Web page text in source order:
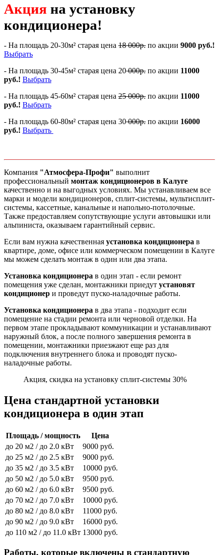
Акция на установку
кондиционера!
- На площадь 20-30м² старая цена 18 000р. по акции 9000 руб.!
Выбрать
- На площадь 30-45м² старая цена 20000р. по акции 11000
руб.! Выбрать
- На площадь 45-60м² старая цена 25 000р. по акции 11000
руб.! Выбрать
- На площадь 60-80м² старая цена 30000р. по акции 16000
руб.! Выбрать
Компания "Атмосфера-Профи" выполнит
профессиональный монтаж кондиционеров в Калуге
качественно и на выгодных условиях. Мы устанавливаем все
марки и модели кондиционеров, сплит-системы, мультисплит-
системы, кассетные, канальные и напольно-потолочные.
Также предоставляем сопутствующие услуги автовышки или
альпиниста, оказываем гарантийный сервис.
Если вам нужна качественная установка кондиционера в
квартире, доме, офисе или коммерческом помещении в Калуге
мы можем сделать монтаж в один или два этапа.
Установка кондиционера в один этап - если ремонт
помещения уже сделан, монтажники приедут установят
кондиционер и проведут пуско-наладочные работы.
Установка кондиционера в два этапа - подходит если
помещение на стадии ремонта или черновой отделки. На
первом этапе прокладывают коммуникации и устанавливают
наружный блок, а после полного завершения ремонта в
помещении, монтажники приезжают еще раз для
подключения внутреннего блока и проводят пуско-
наладочные работы.
Акция, скидка на установку сплит-системы 30%
Цена стандартной установки
кондиционера в один этап
Площадь / мощность
Цена
до 20 м2 / до 2.0 кВт
9000 руб.
до 25 м2 / до 2.5 кВт
9000 руб.
до 35 м2 / до 3.5 кВт
10000 руб.
до 50 м2 / до 5.0 кВт
9500 руб.
до 60 м2 / до 6.0 кВт
9500 руб.
до 70 м2 / до 7.0 кВт
10000 руб.
до 80 м2 / до 8.0 кВт
11000 руб.
до 90 м2 / до 9.0 кВт
16000 руб.
до 110 м2 / до 11.0 кВт 13000 руб.
Работы, которые включены в стандартную